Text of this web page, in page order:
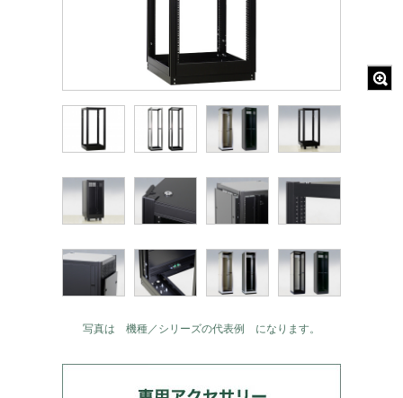
写真は 機種／シリーズの代表例 になります。